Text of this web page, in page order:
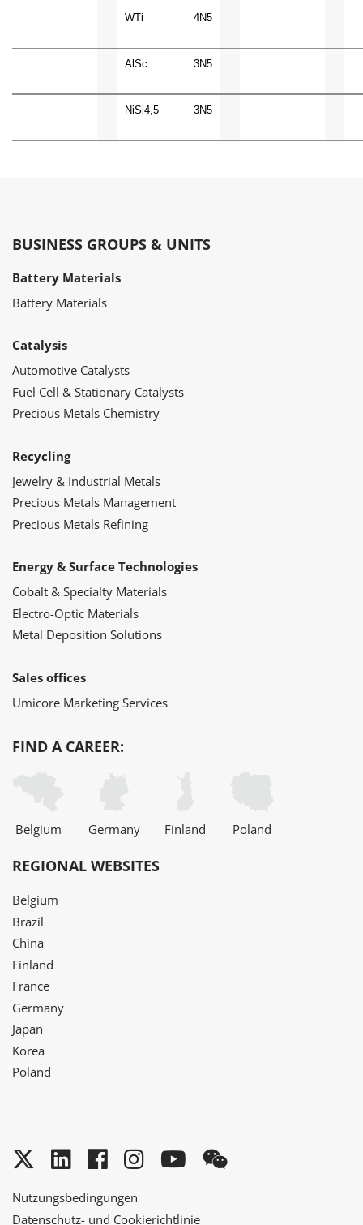
NiSi4,5 3N5
WTi 4N5
AlSc 3N5
BUSINESS GROUPS & UNITS
Battery Materials
Battery Materials
Catalysis
Automotive Catalysts
Fuel Cell & Stationary Catalysts
Precious Metals Chemistry
Recycling
Jewelry & Industrial Metals
Precious Metals Management
Precious Metals Refining
Energy & Surface Technologies
Cobalt & Specialty Materials
Electro-Optic Materials
Metal Deposition Solutions
Sales offices
Umicore Marketing Services
FIND A CAREER:
Belgium Germany Finland Poland
REGIONAL WEBSITES
Belgium
Brazil
China
Finland
France
Germany
Japan
Korea
Poland
Twitter
LinkedInFacebook
Instagram
YouTube
Nutzungsbedingungen
Datenschutz- und Cookierichtlinie